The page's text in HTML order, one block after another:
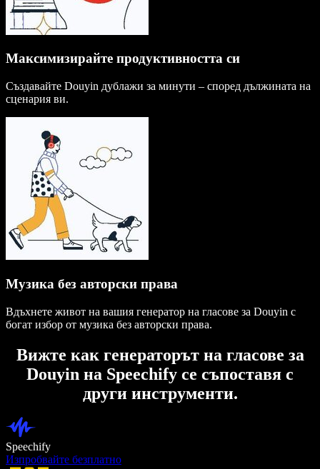
Максимизирайте продуктивността си
Създавайте Douyin дублажи за минути – според дължината на
сценария ви.
Музика без авторски права
Вдъхнете живот на вашия генератор на гласове за Douyin с
богат избор от музика без авторски права.
Вижте как генераторът на гласове за
Douyin на Speechify се съпоставя с
други инструменти.
Speechify
Изпробвайте безплатно